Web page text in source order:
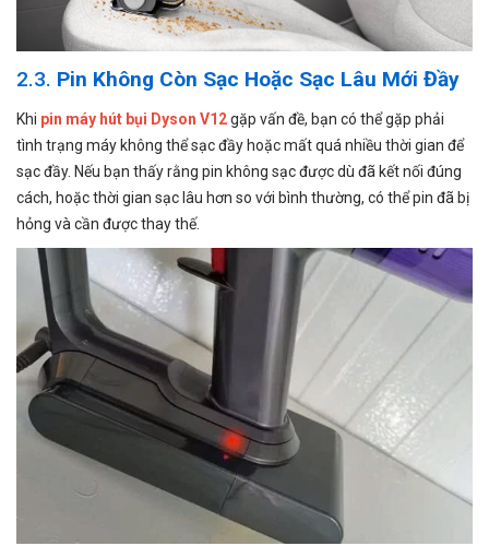
2.3. Pin Không Còn Sạc Hoặc Sạc Lâu Mới Đầy
Khi pin máy hút bụi Dyson V12gặp vấn đề, bạn có thể gặp phải
tình trạng máy không thể sạc đầy hoặc mất quá nhiều thời gian để
sạc đầy. Nếu bạn thấy rằng pin không sạc được dù đã kết nối đúng
cách, hoặc thời gian sạc lâu hơn so với bình thường, có thể pin đã bị
hỏng và cần được thay thế.